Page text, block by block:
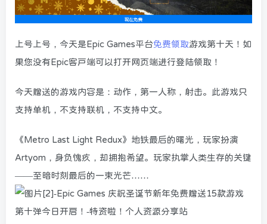
上号上号，今天是Epic Games平台免费领取游戏第十天！如
果您没有Epic客户端可以打开网页端进行登陆领取！
今天赠送的游戏内容是：动作，第一人称，射击。此游戏只
支持单机，不支持联机，不支持中文。
《Metro Last Light Redux》地铁最后的曙光，玩家扮演
Artyom，身负愧疚，却拥抱希望。玩家执掌人类生存的关键
——至暗时刻最后的一束光芒……